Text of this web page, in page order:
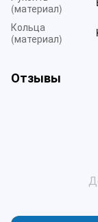
(материал)
Кольца
(материал)
Отзывы